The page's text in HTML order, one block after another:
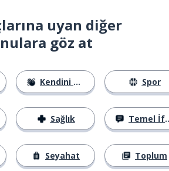
uyan diğer
göz at
Kendini Tanıtma
Sağlık
Seyahat
Spor
Temel İfadeler
Toplum